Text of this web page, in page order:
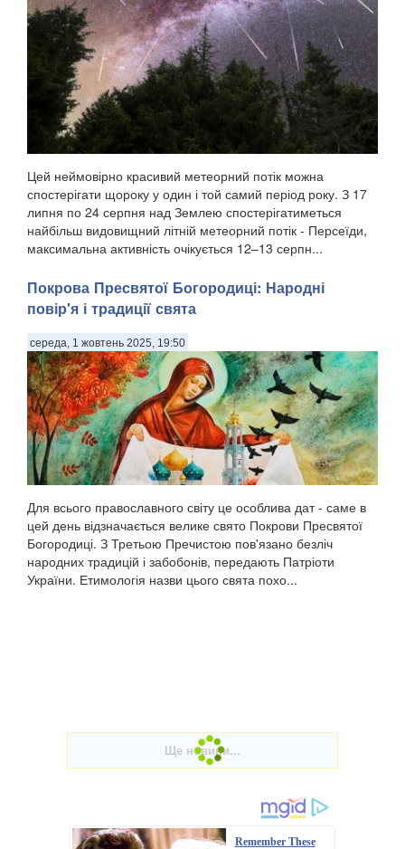
Цей неймовірно красивий метеорний потік можна
спостерігати щороку у один і той самий період року. З 17
липня по 24 серпня над Землею спостерігатиметься
найбільш видовищний літній метеорний потік - Персеїди,
максимальна активність очікується 12–13 серпн...
Покрова Пресвятої Богородиці: Народні
повір'я і традиції свята
середа, 1 жовтень 2025, 19:50
Для всього православного світу це особлива дат - саме в
цей день відзначається велике свято Покрови Пресвятої
Богородиці. З Третьою Пречистою пов'язано безліч
народних традицій і забобонів, передають Патріоти
України. Етимологія назви цього свята похо...
Remember These